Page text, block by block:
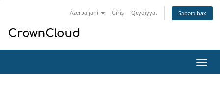
Azerbaijani Giriş Qeydiyyat Səbətə bax
keçid